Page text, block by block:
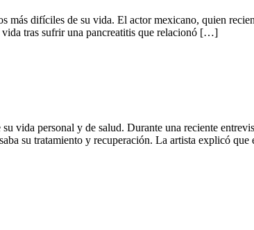
difíciles de su vida. El actor mexicano, quien
vida tras sufrir una pancreatitis que relacionó […]
vida personal y de salud. Durante una reciente
su tratamiento y recuperación. La artista explicó